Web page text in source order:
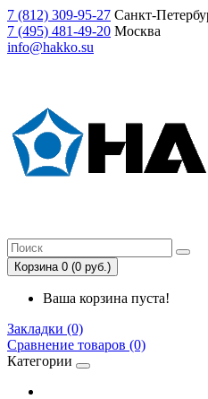
7 (812) 309-95-27 Санкт-
7 (495) 481-49-20 Москва
info@hakko.su
Корзина 0 (0 руб.)
Ваша корзина пуста!
Закладки (0)
Сравнение товаров (0)
Категории